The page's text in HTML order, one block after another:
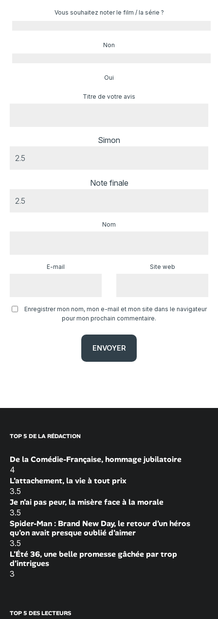
Vous souhaitez noter le film / la série ?
Non
Oui
Titre de votre avis
Simon
Note finale
Nom
E-mail Site web
Enregistrer mon nom, mon e-mail et mon site dans le navigateur
pour mon prochain commentaire.
TOP 5 DE LA RÉDACTION
De la Comédie-Française, hommage jubilatoire
4
L’attachement, la vie à tout prix
3.5
Je n’ai pas peur, la misère face à la morale
3.5
Spider-Man : Brand New Day, le retour d’un héros
qu’on avait presque oublié d’aimer
3.5
L’Été 36, une belle promesse gâchée par trop
d’intrigues
3
TOP 5 DES LECTEURS